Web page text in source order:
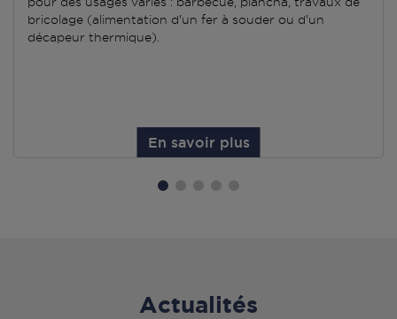
bricolage (alimentation d'un fer à souder ou d'un
décapeur thermique).
En savoir plus
Actualités